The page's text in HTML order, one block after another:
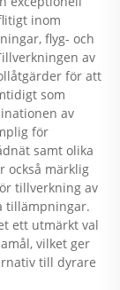
inom
flyg- och
av
för att
som
av
för
samt olika
också märklig
tillverkning av
tillämpningar.
ett utmärkt val
vilket ger
till dyrare